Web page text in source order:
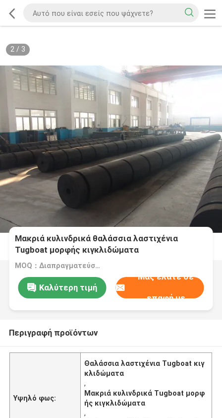
2/ 3
Μακριά κυλινδρικά θαλάσσια λαστιχένια
Tugboat μορφής κιγκλιδώματα
MOQ：Διαπραγματεύσιμος
Καλύτερη τιμή
Μας ελάτε σε
επαφή με
Περιγραφή προϊόντων
Υψηλό φως:
Θαλάσσια λαστιχένια Tugboat κιγ
κλιδώματα
,
Μακριά κυλινδρικά Tugboat μορφ
ής κιγκλιδώματα
,